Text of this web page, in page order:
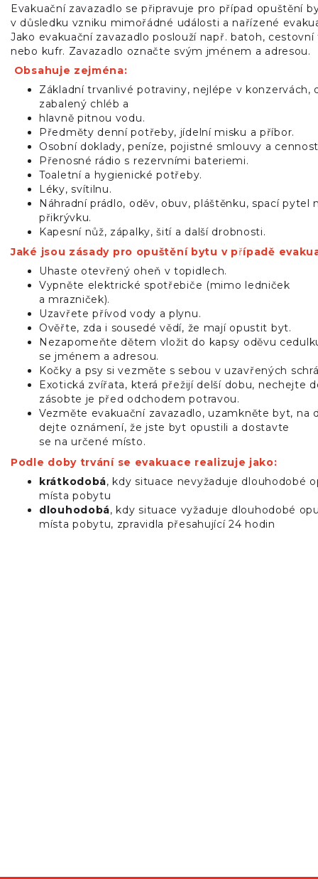
Evakuační zavazadlo se připravuje pro případ opuštění
v důsledku vzniku mimořádné události a nařízené
Jako evakuační zavazadlo poslouží např. batoh, cestovní
nebo kufr. Zavazadlo označte svým jménem a adresou.
Obsahuje zejména:
Základní trvanlivé potraviny, nejlépe v konzervách,
zabalený chléb a
hlavně pitnou vodu.
Předměty denní potřeby, jídelní misku a příbor.
Osobní doklady, peníze, pojistné smlouvy a
Přenosné rádio s rezervními bateriemi.
Toaletní a hygienické potřeby.
Léky, svítilnu.
Náhradní prádlo, oděv, obuv, pláštěnku, spací pytel
přikrývku.
Kapesní nůž, zápalky, šití a další drobnosti.
Jaké jsou zásady pro opuštění bytu v případě
Uhaste otevřený oheň v topidlech.
Vypněte elektrické spotřebiče (mimo ledniček
a mrazniček).
Uzavřete přívod vody a plynu.
Ověřte, zda i sousedé vědí, že mají opustit byt.
Nezapomeňte dětem vložit do kapsy oděvu
se jménem a adresou.
Kočky a psy si vezměte s sebou v uzavřených
Exotická zvířata, která přežijí delší dobu, nechejte
zásobte je před odchodem potravou.
Vezměte evakuační zavazadlo, uzamkněte byt, na
dejte oznámení, že jste byt opustili a dostavte
se na určené místo.
Podle doby trvání se evakuace realizuje jako:
krátkodobá, kdy situace nevyžaduje dlouhodobé
místa pobytu
dlouhodobá, kdy situace vyžaduje dlouhodobé
místa pobytu, zpravidla přesahující 24 hodin